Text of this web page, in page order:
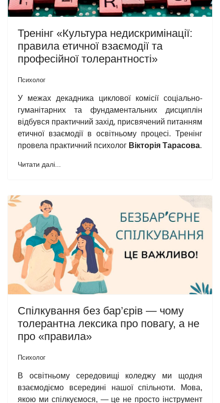
Тренінг «Культура недискримінації:
правила етичної взаємодії та
професійної толерантності»
Психолог
У межах декадника циклової комісії соціально-
гуманітарних та фундаментальних дисциплін
відбувся практичний захід, присвячений питанням
етичної взаємодії в освітньому процесі. Тренінг
провела практичний психолог Вікторія Тарасова.
Читати далі...
Спілкування без бар’єрів — чому
толерантна лексика про повагу, а не
про «правила»
Психолог
В освітньому середовищі коледжу ми щодня
взаємодіємо всередині нашої спільноти. Мова,
якою ми спілкуємося, — це не просто інструмент